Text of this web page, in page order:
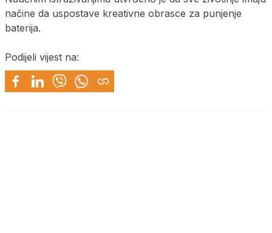
načine da uspostave kreativne obrasce za punjenje
baterija.
Podijeli vijest na: